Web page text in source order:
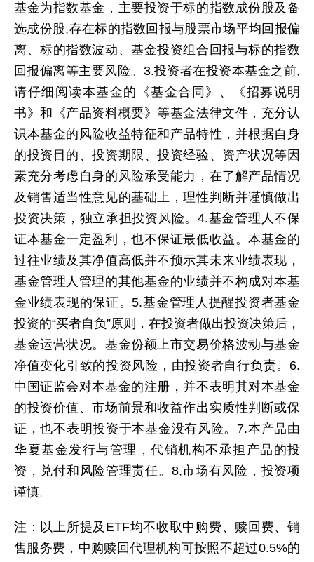
基金为指数基金，主要投资于标的指数成份股及备
选成份股,存在标的指数回报与股票市场平均回报偏
离、标的指数波动、基金投资组合回报与标的指数
回报偏离等主要风险。3.投资者在投资本基金之前,
请仔细阅读本基金的《基金合同》、《招募说明
书》和《产品资料概要》等基金法律文件，充分认
识本基金的风险收益特征和产品特性，并根据自身
的投资目的、投资期限、投资经验、资产状况等因
素充分考虑自身的风险承受能力，在了解产品情况
及销售适当性意见的基础上，理性判断并谨慎做出
投资决策，独立承担投资风险。4.基金管理人不保
证本基金一定盈利，也不保证最低收益。本基金的
过往业绩及其净值高低并不预示其未来业绩表现，
基金管理人管理的其他基金的业绩并不构成对本基
金业绩表现的保证。5.基金管理人提醒投资者基金
投资的“买者自负”原则，在投资者做出投资决策后，
基金运营状况。基金份额上市交易价格波动与基金
净值变化引致的投资风险，由投资者自行负责。6.
中国证监会对本基金的注册，并不表明其对本基金
的投资价值、市场前景和收益作出实质性判断或保
证，也不表明投资于本基金没有风险。7.本产品由
华夏基金发行与管理，代销机构不承担产品的投
资，兑付和风险管理责任。8,市场有风险，投资项
谨慎。
注：以上所提及ETF均不收取中购费、赎回费、销
售服务费，中购赎回代理机构可按照不超过0.5%的